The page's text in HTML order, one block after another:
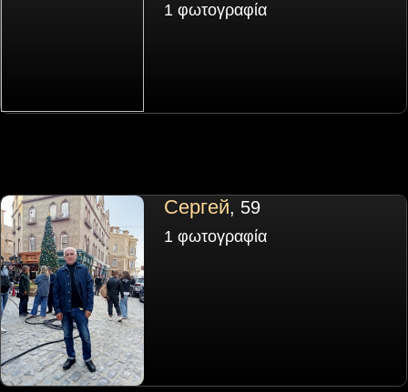
1 φωτογραφία
Сергей, 59
1 φωτογραφία